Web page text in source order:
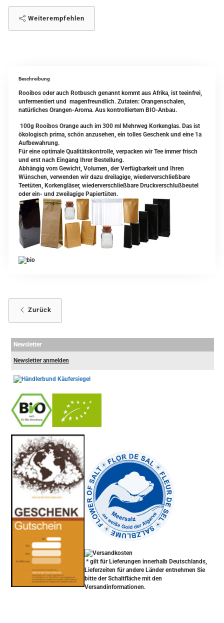
Weiterempfehlen
Beschreibung
Rooibos oder auch Rotbusch genannt kommt aus Afrika, ist teeinfrei,
unfermentiert und magenfreundlich. Zutaten: Orangenschalen,
natürliches Orangen-Aroma. Aus kontrolliertem BIO-Anbau.
100g Rooibos Orange auch im 300 ml Mehrweg Korkenglas. Das ist
ökologisch prima, schön anzusehen, ein tolles Geschenk und eine 1a
Aufbewahrung.
Für eine optimale Qualitätskontrolle, verpacken wir Tee immer frisch
und erst nach Eingang Ihrer Bestellung.
Abhängig vom Gewicht, Volumen, der Verfügbarkeit und Ihren
Wünschen, verwenden wir dazu dreilagige, wiederverschließbare
Teetüten, Korkengläser, wiederverschließbare Druckverschlußbeutel
oder ein- und zweilagige Papiertüten.
Zurück
Newsletter
Newsletter anmelden
* gilt für Lieferungen innerhalb Deutschlands,
Lieferzeiten für andere Länder entnehmen Sie
bitte der Schaltfläche mit den
Versandinformationen.